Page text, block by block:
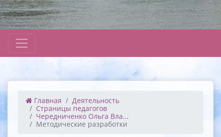
Главная
Деятельность
Страницы педагогов
Чередниченко Ольга Вла...
Методические разработки